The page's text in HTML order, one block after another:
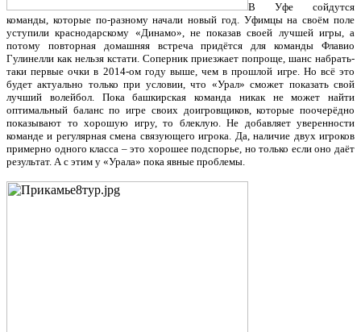
В Уфе сойдутся
команды, которые по-разному начали новый год. Уфимцы на своём поле
уступили краснодарскому «Динамо», не показав своей лучшей игры, а
потому повторная домашняя встреча придётся для команды Флавио
Гулинелли как нельзя кстати. Соперник приезжает попроще, шанс набрать-
таки первые очки в 2014-ом году выше, чем в прошлой игре. Но всё это
будет актуально только при условии, что «Урал» сможет показать свой
лучший волейбол. Пока башкирская команда никак не может найти
оптимальный баланс по игре своих доигровщиков, которые поочерёдно
показывают то хорошую игру, то блеклую. Не добавляет уверенности
команде и регулярная смена связующего игрока. Да, наличие двух игроков
примерно одного класса – это хорошее подспорье, но только если оно даёт
результат. А с этим у «Урала» пока явные проблемы.